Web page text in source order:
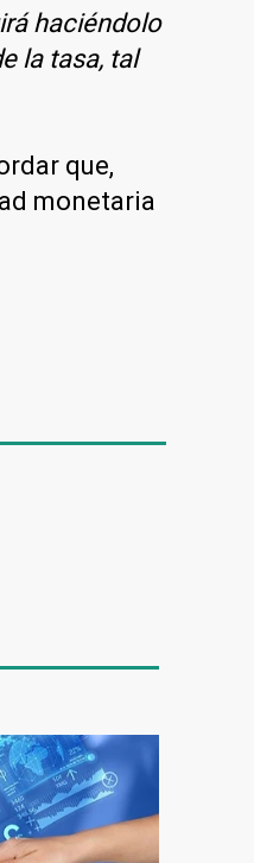
haciéndolo
la tasa, tal
que,
monetaria